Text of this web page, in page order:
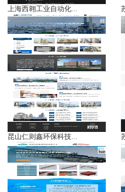
上海西翱工业自动化...
昆山仁则鑫环保科技...